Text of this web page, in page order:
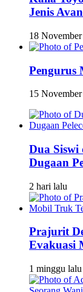
Jenis
18 November
Pengurus
15 November
Dua
Dugaan
2 hari lalu
Prajurit
Evakuasi
1 minggu lalu